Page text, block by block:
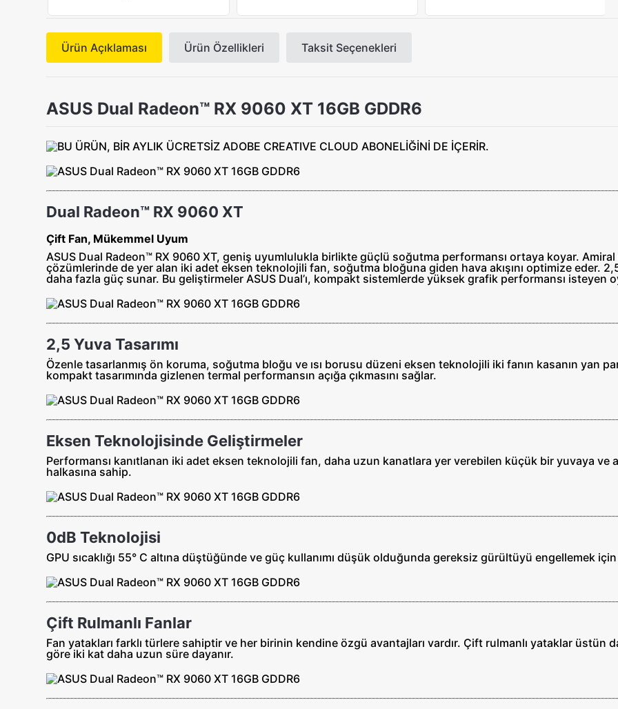
Ürün Açıklaması Ürün Özellikleri Taksit Seçenekleri
ASUS Dual Radeon™ RX 9060 XT 16GB GDDR6
Dual Radeon™ RX 9060 XT
Çift Fan, Mükemmel Uyum
ASUS Dual Radeon™ RX 9060 XT, geniş uyumlulukla birlikte güçlü soğutma performansı ortaya koyar.
çözümlerinde de yer alan iki adet eksen teknolojili fan, soğutma bloğuna giden hava akışını optimize eder.
daha fazla güç sunar. Bu geliştirmeler ASUS Dual’ı, kompakt sistemlerde yüksek grafik performansı isteyen
2,5 Yuva Tasarımı
Özenle tasarlanmış ön koruma, soğutma bloğu ve ısı borusu düzeni eksen teknolojili iki fanın kasanın yan
kompakt tasarımında gizlenen termal performansın açığa çıkmasını sağlar.
Eksen Teknolojisinde Geliştirmeler
Performansı kanıtlanan iki adet eksen teknolojili fan, daha uzun kanatlara yer verebilen küçük bir yuvaya ve
halkasına sahip.
0dB Teknolojisi
GPU sıcaklığı 55° C altına düştüğünde ve güç kullanımı düşük olduğunda gereksiz gürültüyü engellemek
Çift Rulmanlı Fanlar
Fan yatakları farklı türlere sahiptir ve her birinin kendine özgü avantajları vardır. Çift rulmanlı yataklar üstün
göre iki kat daha uzun süre dayanır.